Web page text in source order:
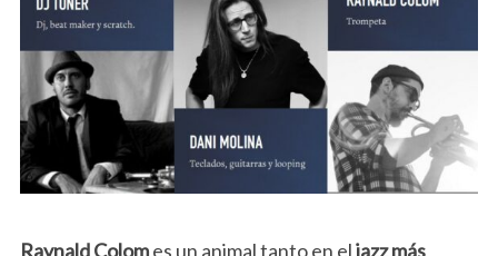
Raynald Colomes un animal tanto en eljazz más